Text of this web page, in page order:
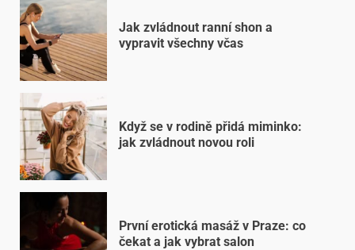
Jak zvládnout ranní shon a
vypravit všechny včas
Když se v rodině přidá miminko:
jak zvládnout novou roli
První erotická masáž v Praze: co
čekat a jak vybrat salon